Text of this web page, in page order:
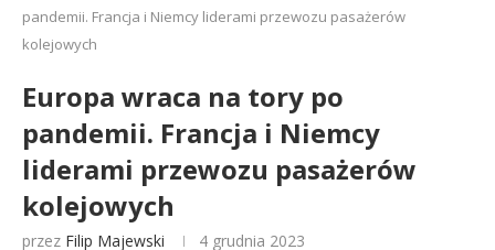
pandemii. Francja i Niemcy liderami przewozu pasażerów
kolejowych
Europa wraca na tory po
pandemii. Francja i Niemcy
liderami przewozu pasażerów
kolejowych
przez Filip Majewski 4 grudnia 2023